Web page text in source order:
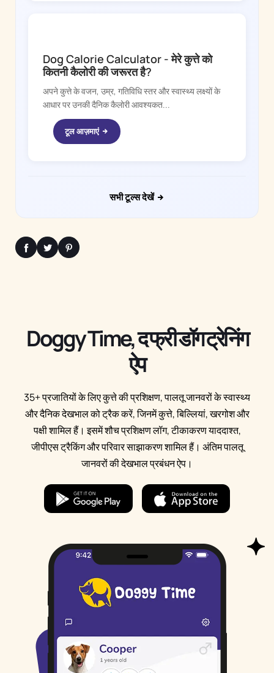
Dog Calorie Calculator - मेरे कुत्ते को
कितनी कैलोरी की जरूरत है?
अपने कुत्ते के वजन, उम्र, गतिविधि स्तर और स्वास्थ्य लक्ष्यों के
आधार पर उनकी दैनिक कैलोरी आवश्यकत...
टूल आज़माएं
सभी टूल्स देखें
Doggy Time, द फ्री डॉग ट्रेनिंग
ऐप
35+ प्रजातियों के लिए कुत्ते की प्रशिक्षण, पालतू जानवरों के स्वास्थ्य
और दैनिक देखभाल को ट्रैक करें, जिनमें कुत्ते, बिल्लियां, खरगोश और
पक्षी शामिल हैं। इसमें शौच प्रशिक्षण लॉग, टीकाकरण याददाश्त,
जीपीएस ट्रैकिंग और परिवार साझाकरण शामिल हैं। अंतिम पालतू
जानवरों की देखभाल प्रबंधन ऐप।